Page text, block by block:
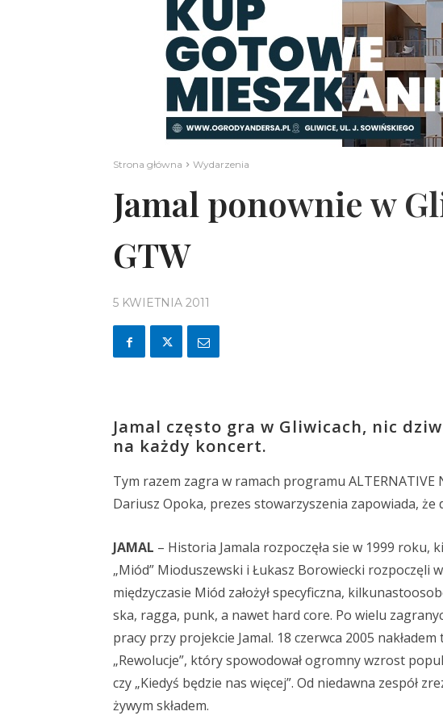
Strona główna Wydarzenia
Jamal ponownie w
GTW
5 KWIETNIA 2011
Jamal często gra w Gliwicach, nic
na każdy koncert.
Tym razem zagra w ramach programu
Dariusz Opoka, prezes stowarzyszenia zapowiada,
JAMAL – Historia Jamala rozpoczęła sie w 1999 roku,
„Miód” Mioduszewski i Łukasz Borowiecki rozpoczęli
międzyczasie Miód założył specyficzna,
ska, ragga, punk, a nawet hard core. Po wielu
pracy przy projekcie Jamal. 18 czerwca 2005
„Rewolucje”, który spowodował ogromny wzrost
czy „Kiedyś będzie nas więcej”. Od niedawna zespół
żywym składem.